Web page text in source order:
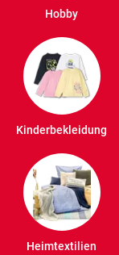
Hobby
Kinderbekleidung
Heimtextilien